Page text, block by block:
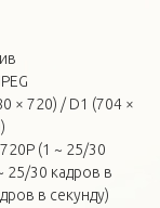
× 720) / D1 (704 ×
(1 ~ 25/30
25/30 кадров в
в секунду)